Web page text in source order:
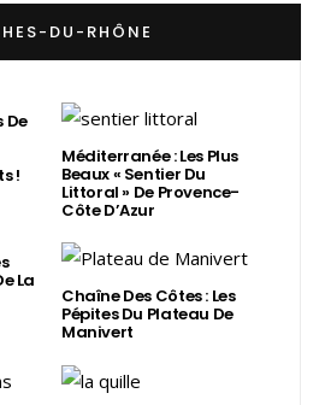
DU-RHÔNE
De
!
Méditerranée : Les Plus
Beaux « Sentier Du
Littoral » De Provence-
Côte D’Azur
La
Chaîne Des Côtes : Les
Pépites Du Plateau De
Manivert